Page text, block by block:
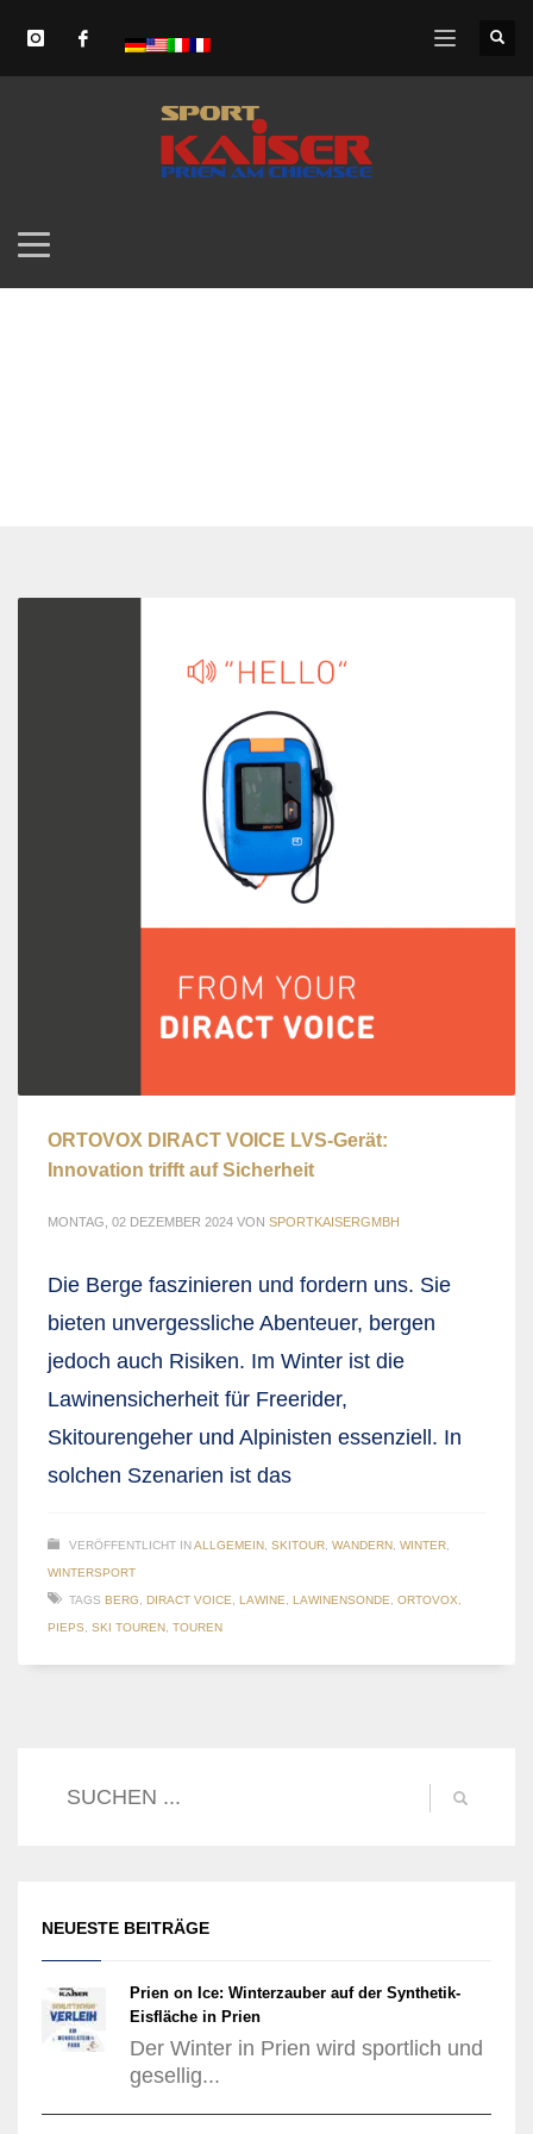
ORTOVOX DIRACT VOICE LVS-Gerät:
Innovation trifft auf Sicherheit
MONTAG, 02 DEZEMBER 2024 VON SPORTKAISERGMBH
Die Berge faszinieren und fordern uns. Sie
bieten unvergessliche Abenteuer, bergen
jedoch auch Risiken. Im Winter ist die
Lawinensicherheit für Freerider,
Skitourengeher und Alpinisten essenziell. In
solchen Szenarien ist das
VERÖFFENTLICHT INALLGEMEIN, SKITOUR, WANDERN, WINTER,
WINTERSPORT
TAGS BERG, DIRACT VOICE, LAWINE, LAWINENSONDE, ORTOVOX,
PIEPS, SKI TOUREN, TOUREN
NEUESTE BEITRÄGE
Prien on Ice: Winterzauber auf der Synthetik-
Eisfläche in Prien
Der Winter in Prien wird sportlich und
gesellig...